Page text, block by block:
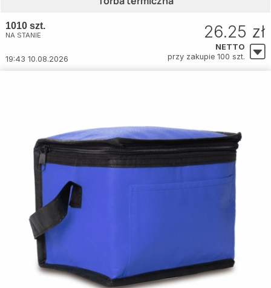
1010 szt.
NA STANIE
19:43 10.08.2026
26.25 zł
NETTO
przy zakupie 100 szt.